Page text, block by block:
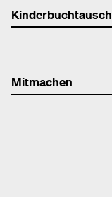
Kinderbuchtausch
Mitmachen